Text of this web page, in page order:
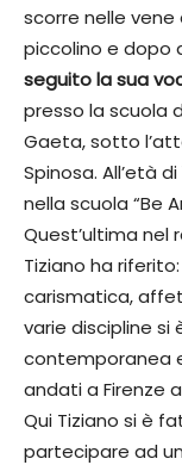
scorre nelle
piccolino e dopo
seguito la sua
presso la scuola
Gaeta, sotto
Spinosa. All’età
nella scuola “Be
Quest’ultima
Tiziano ha
carismatica,
varie discipline
contemporanea
andati a Firenze
Qui Tiziano si è
partecipare ad